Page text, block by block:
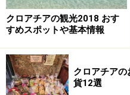
クロアチアの観光2018 おす
すめスポットや基本情報
クロアチア
貨12選